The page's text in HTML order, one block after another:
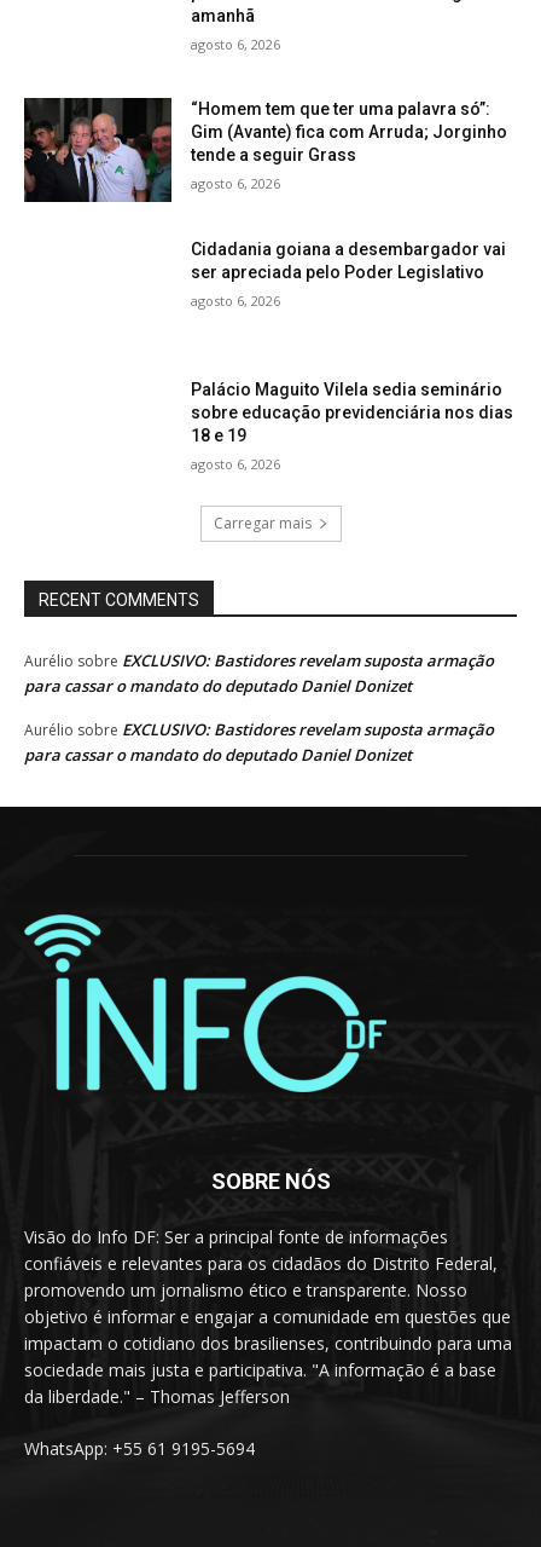
amanhã
agosto 6, 2026
“Homem tem que ter uma palavra só”:
Gim (Avante) fica com Arruda; Jorginho
tende a seguir Grass
agosto 6, 2026
Cidadania goiana a desembargador vai
ser apreciada pelo Poder Legislativo
agosto 6, 2026
Palácio Maguito Vilela sedia seminário
sobre educação previdenciária nos dias
18 e 19
agosto 6, 2026
Carregar mais
RECENT COMMENTS
Aurélio sobre EXCLUSIVO: Bastidores revelam suposta armação
para cassar o mandato do deputado Daniel Donizet
Aurélio sobre EXCLUSIVO: Bastidores revelam suposta armação
para cassar o mandato do deputado Daniel Donizet
SOBRE NÓS
Visão do Info DF: Ser a principal fonte de informações
confiáveis e relevantes para os cidadãos do Distrito Federal,
promovendo um jornalismo ético e transparente. Nosso
objetivo é informar e engajar a comunidade em questões que
impactam o cotidiano dos brasilienses, contribuindo para uma
sociedade mais justa e participativa. "A informação é a base
da liberdade." – Thomas Jefferson
WhatsApp: +55 61 9195-5694